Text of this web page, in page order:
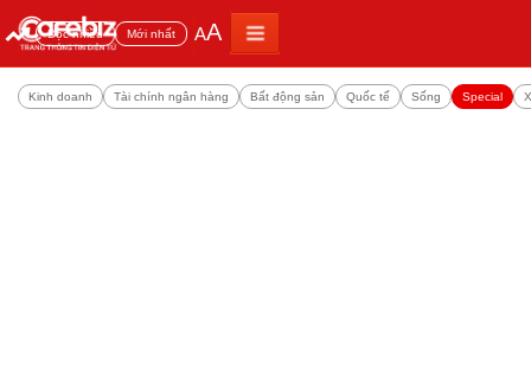
Đọc nhiều Mới nhất AA
Kinh doanh Tài chính ngân hàng Bất động sản Quốc tế Sống Special